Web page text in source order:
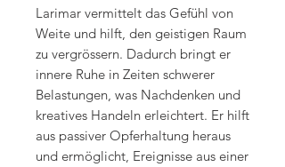
Larimar vermittelt das Gefühl von
Weite und hilft, den geistigen Raum
zu vergrössern. Dadurch bringt er
innere Ruhe in Zeiten schwerer
Belastungen, was Nachdenken und
kreatives Handeln erleichtert. Er hilft
aus passiver Opferhaltung heraus
und ermöglicht, Ereignisse aus einer